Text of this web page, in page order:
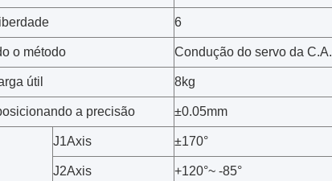
6
o método Condução do servo da C.A.
útil 8kg
a precisão ±0.05mm
J1Axis ±170°
J2Axis +120°~ -85°